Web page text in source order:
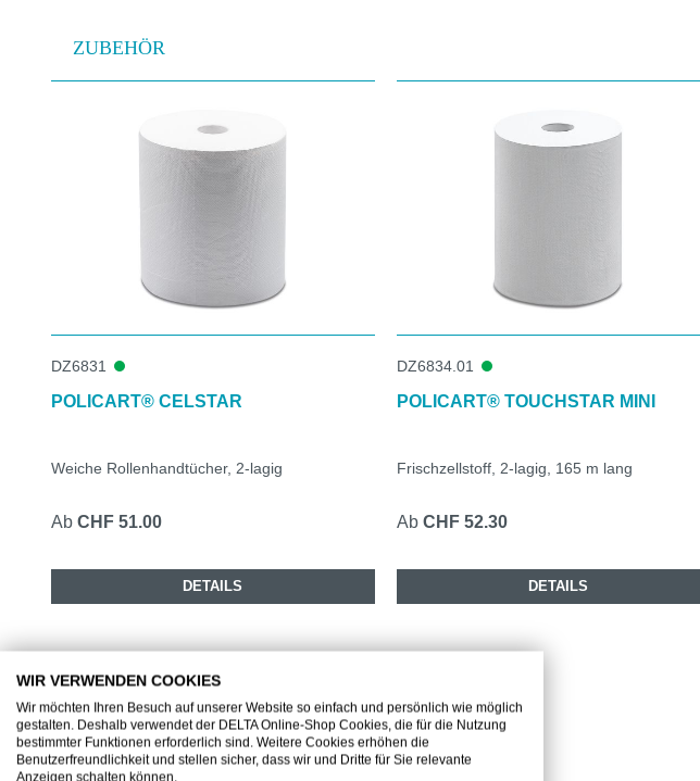
ZUBEHÖR
Produktgalerie überspringen
DZ6831
POLICART® CELSTAR
Weiche Rollenhandtücher, 2-lagig
Ab CHF 51.00
DETAILS
DZ6834.01
POLICART® TOUCHSTAR MINI
Frischzellstoff, 2-lagig, 165 m lang
Ab CHF 52.30
DETAILS
UNSERE EMPFEHLUNG ZUM PRODUKT
WIR VERWENDEN COOKIES
Wir möchten Ihren Besuch auf unserer Website so einfach und persönlich wie möglich
gestalten. Deshalb verwendet der DELTA Online-Shop Cookies, die für die Nutzung
bestimmter Funktionen erforderlich sind. Weitere Cookies erhöhen die
Benutzerfreundlichkeit und stellen sicher, dass wir und Dritte für Sie relevante
Anzeigen schalten können.